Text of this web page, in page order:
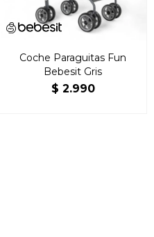
Coche Paraguitas Fun
Bebesit Gris
$ 2.990